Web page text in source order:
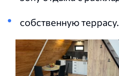
собственную террасу.